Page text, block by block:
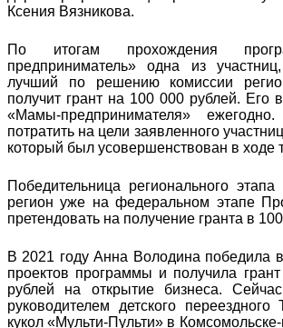
Ксения Вязникова.
По итогам прохождения
предприниматель» одна из
лучший по решению комиссии
получит грант на 100 000 рублей. Его
«Мамы-предпринимателя»
потратить на цели заявленного
который был усовершенствован в ходе
Победительница регионального этапа
регион уже на федеральном этапе
претендовать на получение гранта в
В 2021 году Анна Володина победила в
проектов программы и получила
рублей на открытие бизнеса.
руководителем детского переездного
кукол «Мульти-Пульти» в